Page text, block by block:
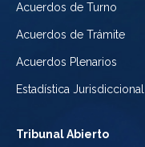
Acuerdos de Turno
Acuerdos de Trámite
Acuerdos Plenarios
Estadística Jurisdiccional
Tribunal Abierto